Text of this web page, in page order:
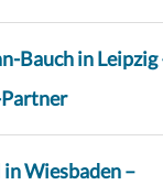
Bauch in Leipzig
Wiesbaden –